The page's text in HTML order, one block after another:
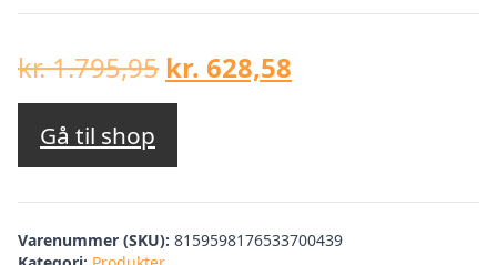
kr.1.795,95 Den
oprindelige
var:
kr. 1.795,95.
kr. 628,58
kr. 628,58.
Gå til shop
Varenummer (SKU): 8159598176533700439